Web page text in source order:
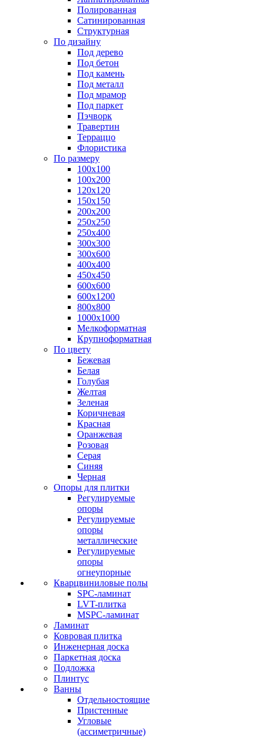
Полированная
Сатинированная
Структурная
По дизайну
Под дерево
Под бетон
Под камень
Под металл
Под мрамор
Под паркет
Пэчворк
Травертин
Терраццо
Флористика
По размеру
100х100
100х200
120х120
150х150
200х200
250х250
250х400
300х300
300х600
400х400
450х450
600х600
600х1200
800х800
1000х1000
Мелкоформатная
Крупноформатная
По цвету
Бежевая
Белая
Голубая
Желтая
Зеленая
Коричневая
Красная
Оранжевая
Розовая
Серая
Синяя
Черная
Опоры для плитки
Регулируемые
опоры
Регулируемые
опоры
металлические
Регулируемые
опоры
огнеупорные
Кварцвиниловые полы
SPC-ламинат
LVT-плитка
MSPC-ламинат
Ламинат
Ковровая плитка
Инженерная доска
Паркетная доска
Подложка
Плинтус
Ванны
Отдельностоящие
Пристенные
Угловые
(ассиметричные)